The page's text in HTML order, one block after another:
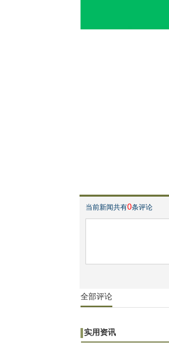
当前新闻共有0条评论
全部评论
实用资讯